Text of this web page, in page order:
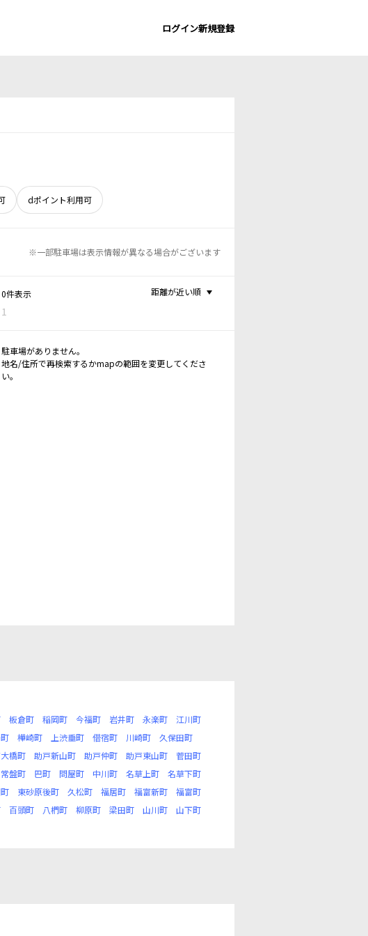
ログイン新規登録
dポイント利用可
※一部駐車場は表示情報が異なる場合がございます
0件表示
1
距離が近い順
駐車場がありません。
地名/住所で再検索するかmapの範囲を変更してくださ
い。
板倉町 稲岡町 今福町 岩井町 永楽町
江川町
樺崎町 上渋垂町 借宿町 川崎町
久保田町
橋町 助戸新山町 助戸仲町 助戸東山町
菅田町
常盤町 巴町 問屋町 中川町 名草上町
名草下町
東砂原後町 久松町 福居町 福富新町
福富町
百頭町 八椚町 柳原町 梁田町 山川町
山下町